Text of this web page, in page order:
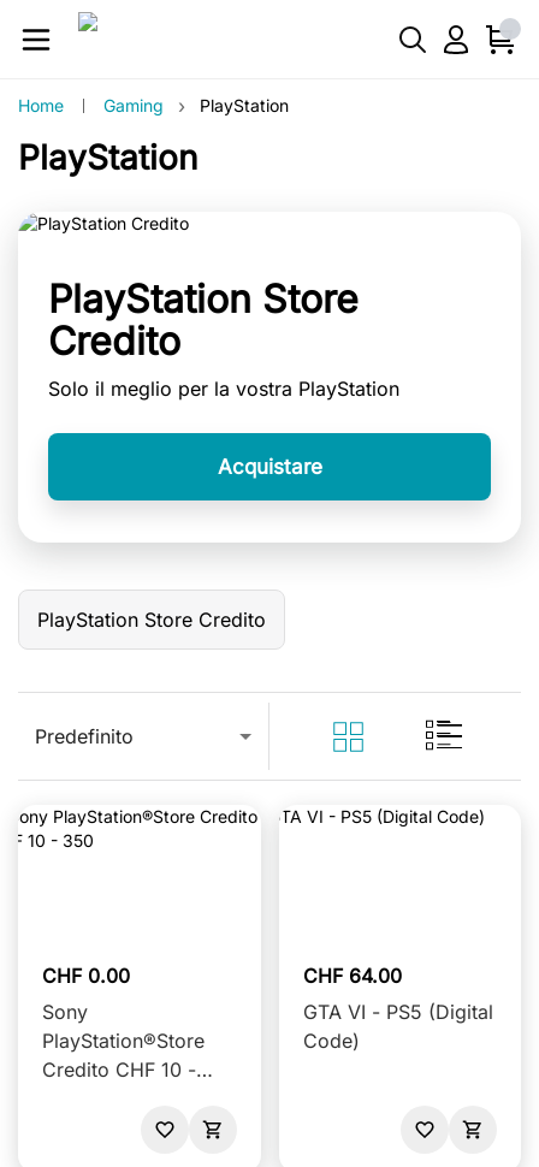
Home Gaming › PlayStation
PlayStation
PlayStation Store
Credito
Solo il meglio per la vostra PlayStation
Acquistare
PlayStation Store Credito
Predefinito
CHF 0.00
Sony
PlayStation®Store
Credito CHF 10 -
CHF 64.00
GTA VI - PS5 (Digital
Code)